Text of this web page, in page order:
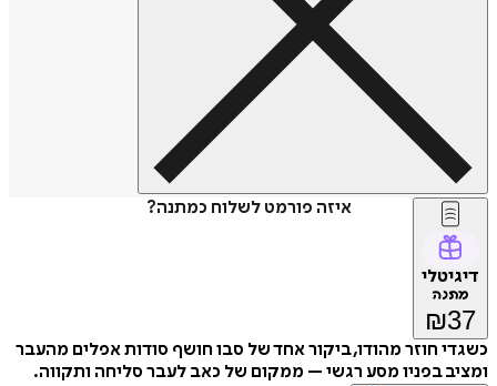
איזה פורמט לשלוח כמתנה?
דיגיטלי
מתנה
₪37
כשגדי חוזר מהודו, ביקור אחד של סבו חושף סודות אפלים מהעבר
ומציב בפניו מסע רגשי – ממקום של כאב לעבר סליחה ותקווה.